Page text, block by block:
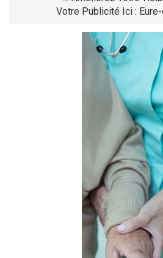
Votre Publicité Ici :